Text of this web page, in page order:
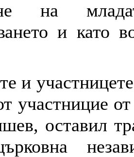
на
и като
и
участницие
оставил